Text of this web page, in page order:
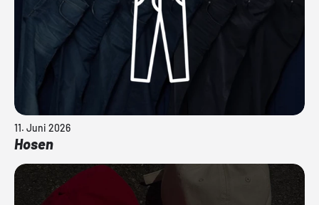
11. Juni 2026
Hosen